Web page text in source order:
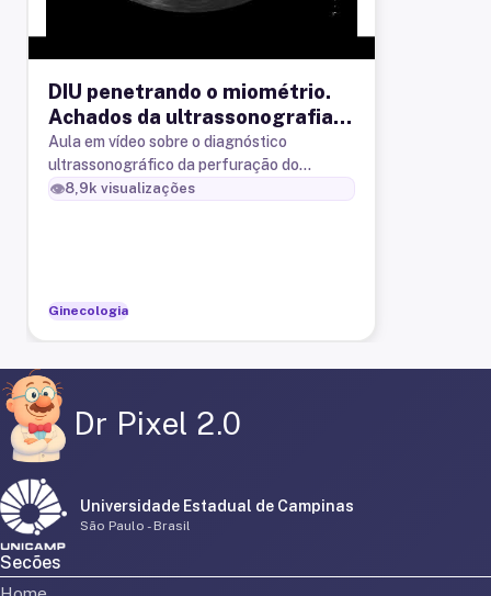
DIU penetrando o miométrio.
Achados da ultrassonografia
transvaginal.
Aula em vídeo sobre o diagnóstico
ultrassonográfico da perfuração do
miométrio uerino pelo DIU.
👁️8,9k visualizações
Ginecologia
Dr Pixel 2.0
Universidade Estadual de Campinas
São Paulo - Brasil
Secões